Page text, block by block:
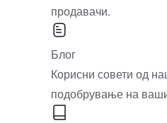
продавачи.
Блог
Корисни совети од
подобрување на